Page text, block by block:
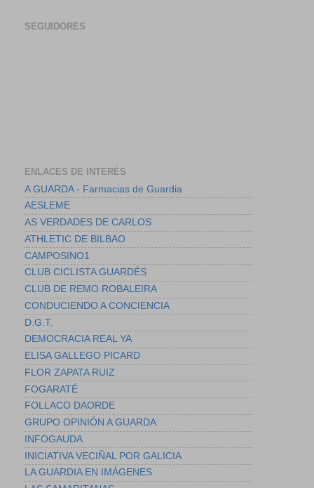
SEGUIDORES
ENLACES DE INTERÉS
A GUARDA - Farmacias de Guardia
AESLEME
AS VERDADES DE CARLOS
ATHLETIC DE BILBAO
CAMPOSINO1
CLUB CICLISTA GUARDÉS
CLUB DE REMO ROBALEIRA
CONDUCIENDO A CONCIENCIA
D.G.T.
DEMOCRACIA REAL YA
ELISA GALLEGO PICARD
FLOR ZAPATA RUIZ
FOGARATÉ
FOLLACO DAORDE
GRUPO OPINIÓN A GUARDA
INFOGAUDA
INICIATIVA VECIÑAL POR GALICIA
LA GUARDIA EN IMÁGENES